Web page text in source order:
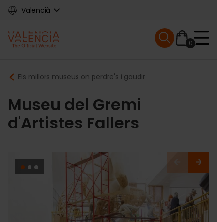
Skip
content
Valencià
Main
navigation
0
Mobile menu
Breadcrumb
Els millors museus on perdre's i gaudir
Museu del Gremi
d'Artistes Fallers